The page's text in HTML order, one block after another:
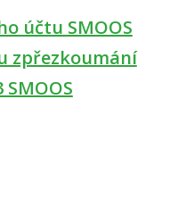
účtu SMOOS
zpřezkoumání